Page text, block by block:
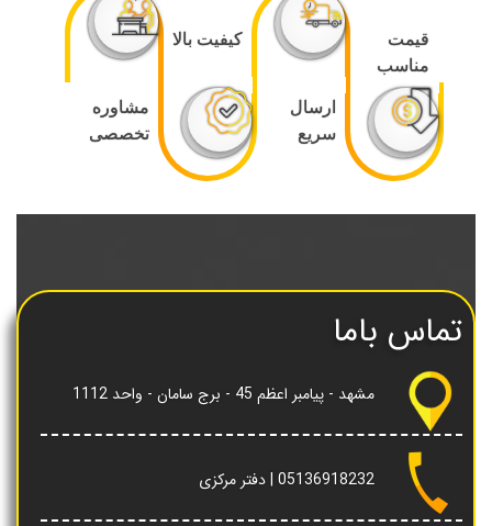
قیمت
مناسب
ارسال
سریع
کیفیت بالا
مشاوره
تخصصی
تماس باما
مشهد - پیامبر اعظم 45 - برج سامان - واحد 1112
05136918232 | دفتر مرکزی